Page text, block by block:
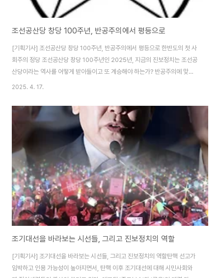
조선공산당 창당 100주년, 반공주의에서 평등으로
[기획기사] 조선공산당 창당 100주년, 반공주의에서 평등으로 한반도의 첫 사
회주의 정당 조선공산당 창당 100주년인 2025년, 지금의 진보정치는 조선공
산당이라는 역사를 어떻게 받아들이고 또 계승해야 하는가? 반공주의에 맞서
는 '기억 투쟁'의 관점에서 한국의 진보정치와 사회운동이 조선공산당을 비판
2025년 4월 17일 오늘로부터 정확히 100년 전인 1925년 4월 17일, 서울
의 중식당 아서원에서 조선공산당이 창당되었다. 조선공산당은 이 땅에서 노동
자·민중이 주인 되는 해방사회를 꿈꾸었던 자들의 첫 정당으로서 진보정당
100년 역사의 첫 머리에 위치해 있는 정당이다. 그러나 현재까지도 그러한 인
식은 진보정당의 활동가들에게조차 흔..
2025. 4. 17.
조기대선을 바라보는 시선들, 그리고 진보정치의 역할
[기획기사] 조기대선을 바라보는 시선들, 그리고 진보정치의 역할탄핵 선고가
임박하고 인용 가능성이 높아지면서, 탄핵 이후 조기대선에 대해 시민사회와